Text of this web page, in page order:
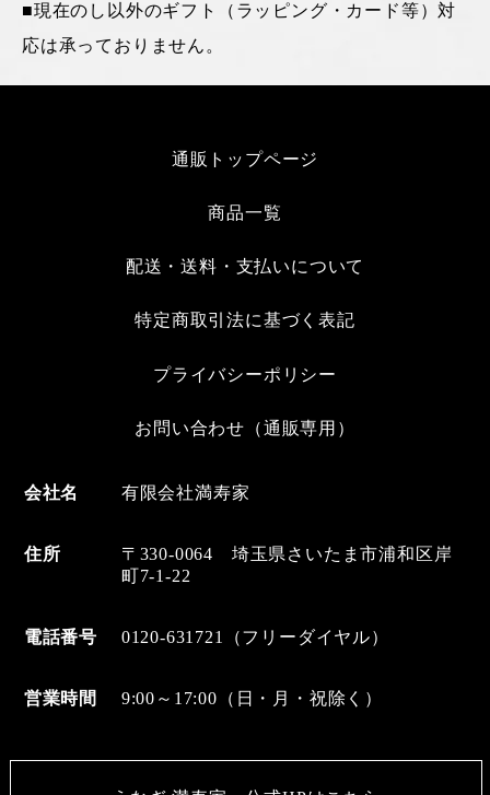
■現在のし以外のギフト（ラッピング・カード等）対
応は承っておりません。
通販トップページ
商品一覧
配送・送料・支払いについて
特定商取引法に基づく表記
プライバシーポリシー
お問い合わせ（通販専用）
会社名 有限会社満寿家
住所
〒330-0064 埼玉県さいたま市浦和区岸
町7-1-22
電話番号 0120-631721（フリーダイヤル）
営業時間 9:00～17:00（日・月・祝除く）